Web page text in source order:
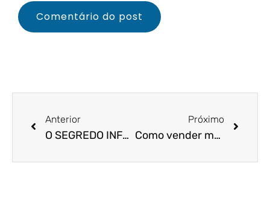
Anterior
O SEGREDO INFALÍVEL QUE VOCÊ PRECISA SABER PARA VENDER MAIS PRODUTOS E SERVIÇOS!
Próximo
Como vender mais quando a empresa tem poucos vendedores?